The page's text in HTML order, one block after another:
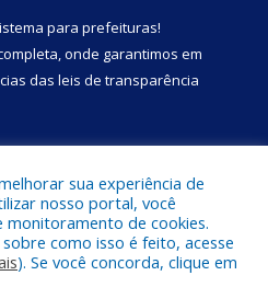
para prefeituras!
onde garantimos em
das leis de transparência
a Prefeitura Municipal de Portel.
sua experiência de
nosso portal, você
de cookies.
como isso é feito, acesse
). Se você concorda, clique em